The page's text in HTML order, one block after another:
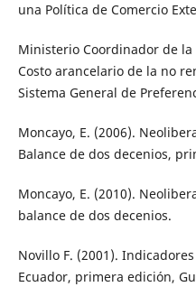
una Política de Comercio
Ministerio Coordinador de la
Costo arancelario de la no
Sistema General de
Moncayo, E. (2006).
Balance de dos decenios,
Moncayo, E. (2010).
balance de dos decenios.
Novillo F. (2001).
Ecuador, primera edición,